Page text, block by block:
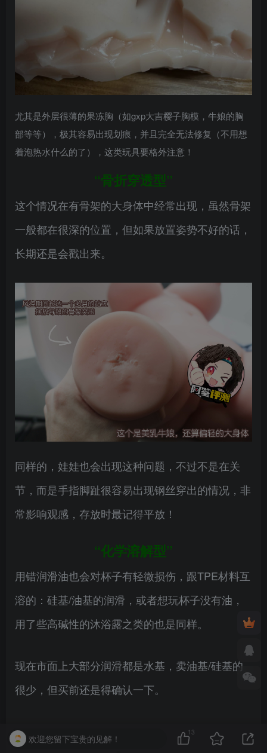
尤其是外层很薄的果冻胸（如gxp大吉樱子胸模，牛娘的胸
部等等），极其容易出现划痕，并且完全无法修复（不用想
着泡热水什么的了），这类玩具要格外注意！
“骨折穿透型”
这个情况在有骨架的大身体中经常出现，虽然骨架
一般都在很深的位置，但如果放置姿势不好的话，
长期还是会戳出来。
同样的，娃娃也会出现这种问题，不过不是在关
节，而是手指脚趾很容易出现钢丝穿出的情况，非
常影响观感，存放时最记得平放！
“化学溶解型”
用错润滑油也会对杯子有轻微损伤，跟TPE材料互
溶的：硅基/油基的润滑，或者想玩杯子没有油，
用了些高碱性的沐浴露之类的也是同样。
现在市面上大部分润滑都是水基，卖油基/硅基的
很少，但买前还是得确认一下。
欢迎您留下宝贵的见解！
13